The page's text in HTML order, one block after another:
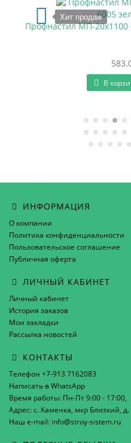
Хит продаж
Профнастил МП-20х1100
В
ИНФОРМАЦИЯ
О компании
Политика конфиденциальности
Пользовательское соглашение
Публичная оферта
ЛИЧНЫЙ КАБИНЕТ
Личный кабинет
История заказов
Мои закладки
Рассылка новостей
КОНТАКТЫ
Телефон +7-913 7162083
Написать в WhatsApp
Время работы: Пн-Пт 9:00 - 17:00,
Адрес: с. Каменка, мкр Близкий, д.
Наш e-mail: info@stroy-sistem.ru